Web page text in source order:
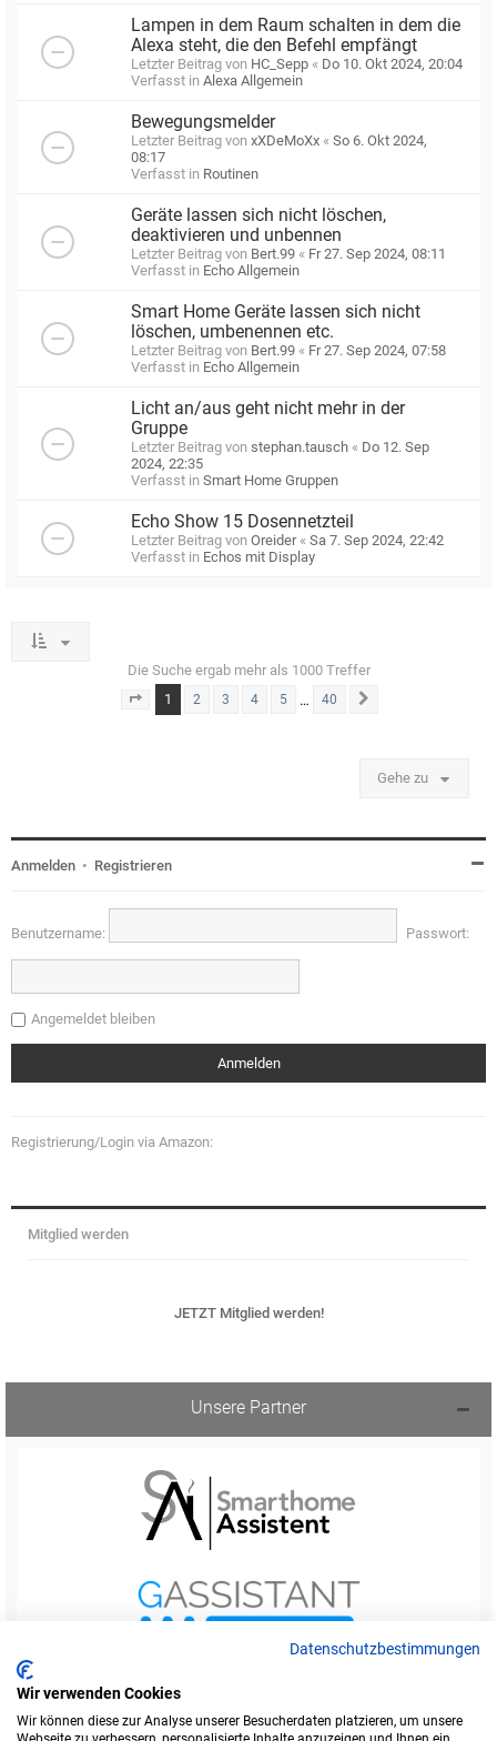
Lampen in dem Raum schalten in dem die
Alexa steht, die den Befehl empfängt
Letzter Beitrag von HC_Sepp « Do 10. Okt 2024, 20:04
Verfasst in Alexa Allgemein
Bewegungsmelder
Letzter Beitrag von xXDeMoXx « So 6. Okt 2024,
08:17
Verfasst in Routinen
Geräte lassen sich nicht löschen,
deaktivieren und unbennen
Letzter Beitrag von Bert.99 « Fr 27. Sep 2024, 08:11
Verfasst in Echo Allgemein
Smart Home Geräte lassen sich nicht
löschen, umbenennen etc.
Letzter Beitrag von Bert.99 « Fr 27. Sep 2024, 07:58
Verfasst in Echo Allgemein
Licht an/aus geht nicht mehr in der
Gruppe
Letzter Beitrag von stephan.tausch « Do 12. Sep
2024, 22:35
Verfasst in Smart Home Gruppen
Echo Show 15 Dosennetzteil
Letzter Beitrag von Oreider« Sa 7. Sep 2024, 22:42
Verfasst in Echos mit Display
Die Suche ergab mehr als 1000 Treffer
Seite von 40
1 2 3 4 5 … 40
Gehe zu
Anmelden • Registrieren
Benutzername: Passwort:
Angemeldet bleiben
Registrierung/Login via Amazon:
Mitglied werden
JETZT Mitglied werden!
Unsere Partner
Datenschutzbestimmungen
Wir verwenden Cookies
Wir können diese zur Analyse unserer Besucherdaten platzieren, um unsere